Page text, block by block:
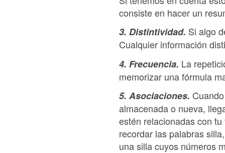
consiste en hacer un
3. Distintividad. Si algo
Cualquier información
4. Frecuencia. La
memorizar una fórmula
5. Asociaciones.
almacenada o nueva,
estén relacionadas con
recordar las palabras
una silla cuyos números